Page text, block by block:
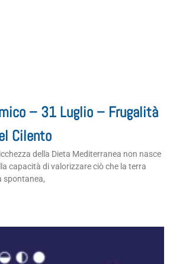
– 31 Luglio – Frugalità
Cilento
della Dieta Mediterranea non nasce
capacità di valorizzare ciò che la terra
spontanea,